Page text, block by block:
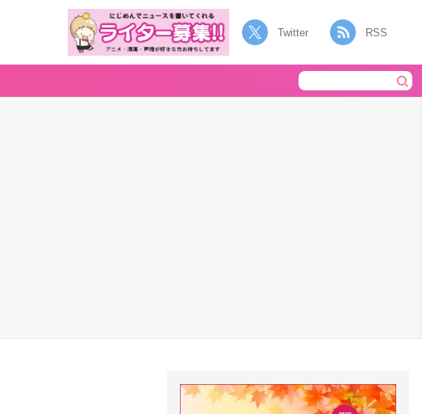
Twitter RSS